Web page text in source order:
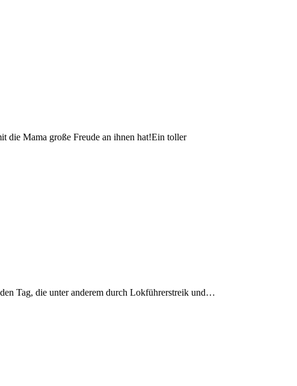
die Mama große Freude an ihnen hat!Ein toller
Tag, die unter anderem durch Lokführerstreik und…